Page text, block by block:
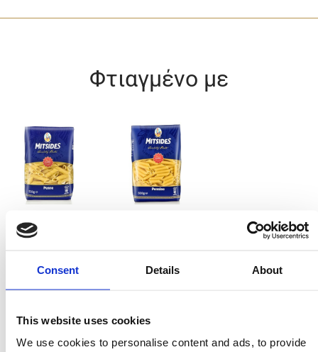
Consent Details About
This website uses cookies
We use cookies to personalise content and ads, to provide
Φτιαγμένο με
Πέννες
Συστατικά
150 γρ μπέϊκον, ψιλοκομμένο
125 γρ βούτυρο